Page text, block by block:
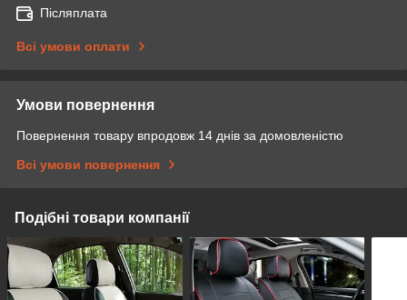
Післяплата
Всі умови оплати
Умови повернення
Повернення товару впродовж 14 днів за домовленістю
Всі умови повернення
Подібні товари компанії